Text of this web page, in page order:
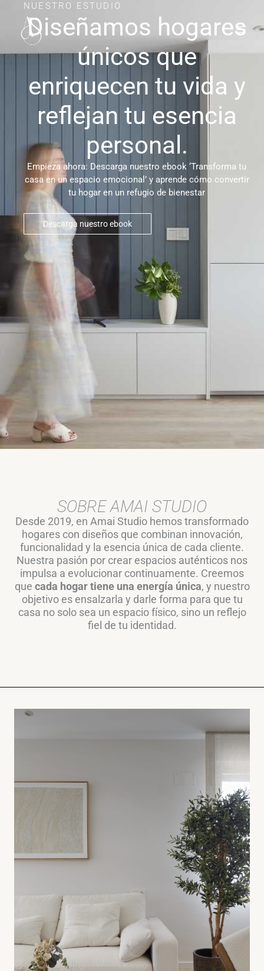
contenido
NUESTRO ESTUDIO
Diseñamos hogares
únicos que
enriquecen tu vida y
reflejan tu esencia
personal.
Empieza ahora: Descarga nuestro ebook ‘Transforma tu
casa en un espacio emocional’ y aprende cómo convertir
tu hogar en un refugio de bienestar
Descarga nuestro ebook
SOBRE AMAI STUDIO
Desde 2019, en Amai Studio hemos transformado
hogares con diseños que combinan innovación,
funcionalidad y la esencia única de cada cliente.
Nuestra pasión por crear espacios auténticos nos
impulsa a evolucionar continuamente. Creemos
que cada hogar tiene una energía única, y nuestro
objetivo es ensalzarla y darle forma para que tu
casa no solo sea un espacio físico, sino un reflejo
fiel de tu identidad.